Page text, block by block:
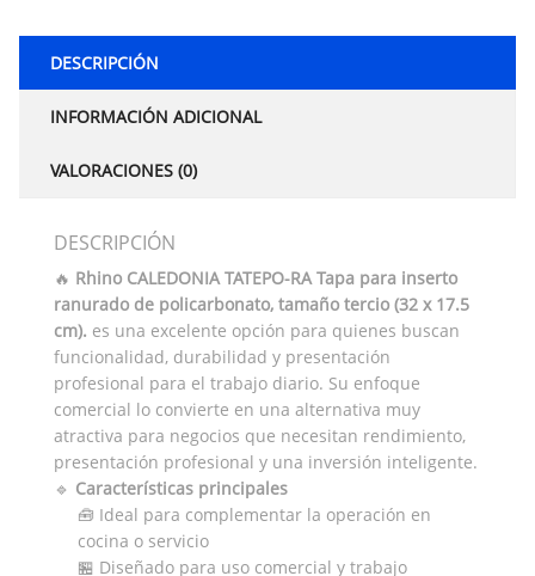
DESCRIPCIÓN
INFORMACIÓN ADICIONAL
VALORACIONES (0)
DESCRIPCIÓN
🔥 Rhino CALEDONIA TATEPO-RA Tapa para inserto
ranurado de policarbonato, tamaño tercio (32 x 17.5
cm). es una excelente opción para quienes buscan
funcionalidad, durabilidad y presentación
profesional para el trabajo diario. Su enfoque
comercial lo convierte en una alternativa muy
atractiva para negocios que necesitan rendimiento,
presentación profesional y una inversión inteligente.
🔹 Características principales
🧰 Ideal para complementar la operación en
cocina o servicio
🏪 Diseñado para uso comercial y trabajo